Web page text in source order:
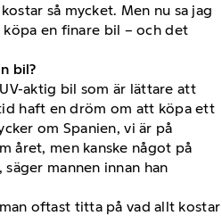
så mycket. Men nu sa jag
en finare bil – och det
bil?
aktig bil som är lättare att
haft en dröm om att köpa ett
om Spanien, vi är på
året, men kanske något på
mannen innan han
oftast titta på vad allt kostar